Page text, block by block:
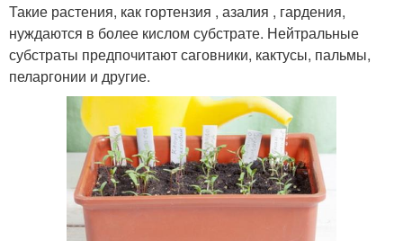
Такие растения, как гортензия , азалия , гардения,
нуждаются в более кислом субстрате. Нейтральные
субстраты предпочитают саговники, кактусы, пальмы,
пеларгонии и другие.